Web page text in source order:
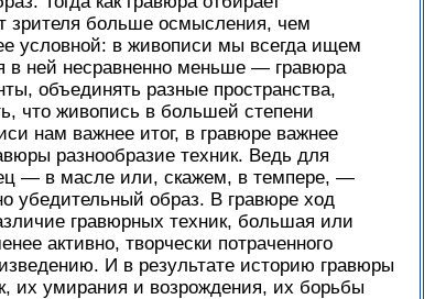
зрителя больше осмысления, чем
условной: в живописи мы всегда ищем
в ней несравненно меньше — гравюра
объединять разные пространства,
что живопись в большей степени
нам важнее итог, в гравюре важнее
разнообразие техник. Ведь для
— в масле или, скажем, в темпере, —
убедительный образ. В гравюре ход
гравюрных техник, большая или
активно, творчески потраченного
И в результате историю гравюры
их умирания и возрождения, их борьбы